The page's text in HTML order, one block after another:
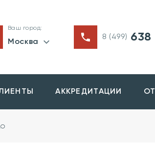
Ваш город:
Москва
8 (499) 638
АККРЕДИТАЦИИ